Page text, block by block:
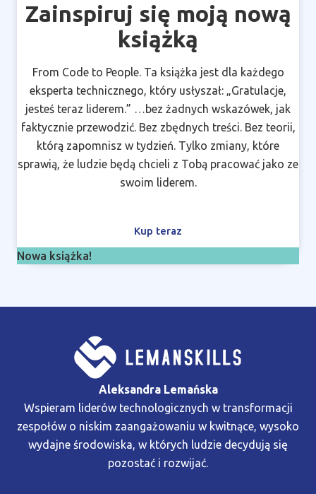
Zainspiruj się moją nową
książką
From Code to People. Ta książka jest dla każdego
eksperta technicznego, który usłyszał: „Gratulacje,
jesteś teraz liderem.” …bez żadnych wskazówek, jak
faktycznie przewodzić. Bez zbędnych treści. Bez teorii,
którą zapomnisz w tydzień. Tylko zmiany, które
sprawią, że ludzie będą chcieli z Tobą pracować jako ze
swoim liderem.
Kup teraz
Nowa książka!
Aleksandra Lemańska
Wspieram liderów technologicznych w transformacji
zespołów o niskim zaangażowaniu w kwitnące, wysoko
wydajne środowiska, w których ludzie decydują się
pozostać i rozwijać.